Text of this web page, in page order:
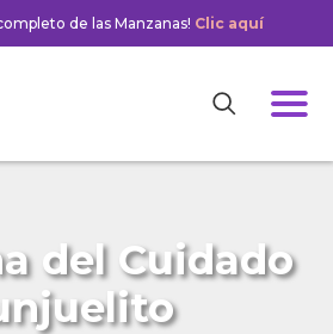
de las Manzanas! Clic aquí
del Cuidado